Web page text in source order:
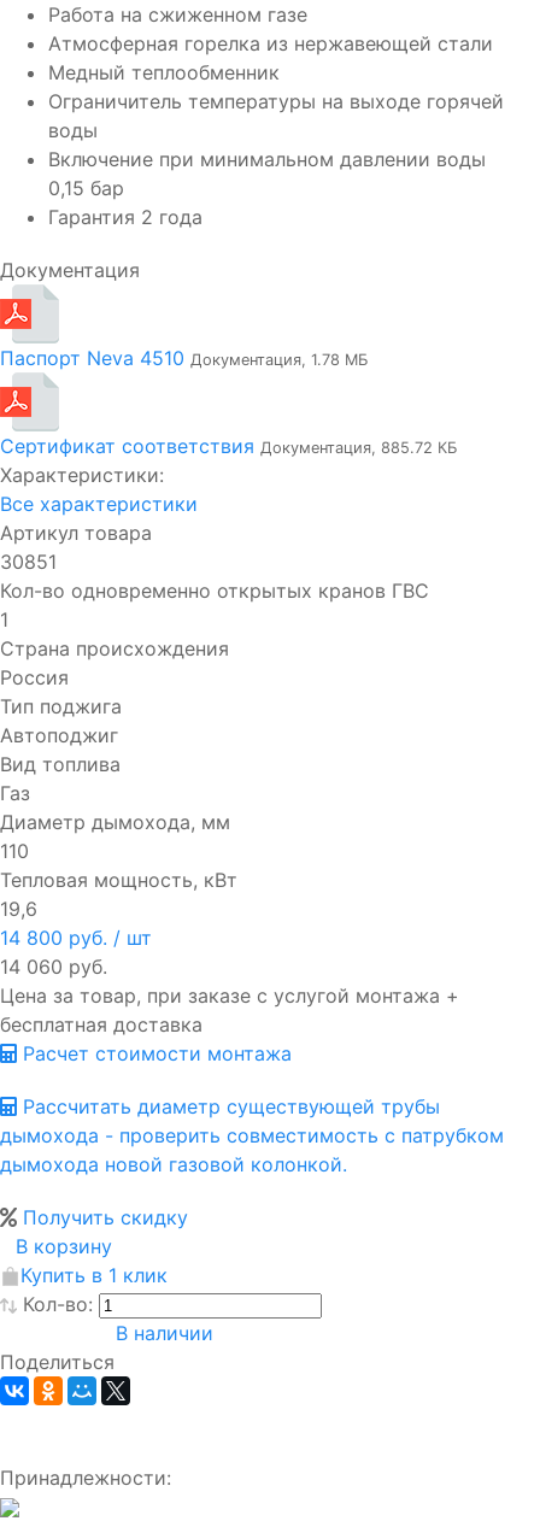
Работа на сжиженном газе
Атмосферная горелка из нержавеющей стали
Медный теплообменник
Ограничитель температуры на выходе горячей
воды
Включение при минимальном давлении воды
0,15 бар
Гарантия 2 года
Документация
Паспорт Neva 4510 Документация, 1.78 МБ
Сертификат соответствия Документация, 885.72 КБ
Характеристики:
Все характеристики
Артикул товара
30851
Кол-во одновременно открытых кранов ГВС
1
Страна происхождения
Россия
Тип поджига
Автоподжиг
Вид топлива
Газ
Диаметр дымохода, мм
110
Тепловая мощность, кВт
19,6
14 800 руб. / шт
14 060 руб.
Цена за товар, при заказе с услугой монтажа +
бесплатная доставка
Расчет стоимости монтажа
Рассчитать диаметр существующей трубы
дымохода - проверить совместимость с патрубком
дымохода новой газовой колонкой.
Получить скидку
В корзину
Купить в 1 клик
Кол-во:
В наличии
Поделиться
Принадлежности: